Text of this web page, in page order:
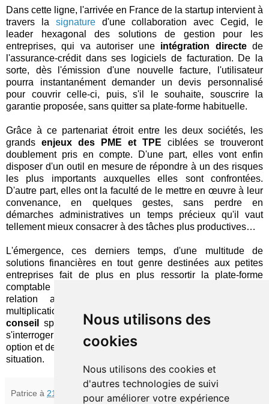
Nous utilisons des
cookies
Nous utilisons des cookies et
d'autres technologies de suivi
pour améliorer votre expérience
Dans cette ligne, l'arrivée en France de la startup intervient à
travers la signatured'une collaboration avec Cegid, le
leader hexagonal des solutions de gestion pour les
entreprises, qui va autoriser une intégration directede
l'assurance-crédit dans ses logiciels de facturation. De la
sorte, dès l'émission d'une nouvelle facture, l'utilisateur
pourra instantanément demander un devis personnalisé
pour couvrir celle-ci, puis, s'il le souhaite, souscrire la
garantie proposée, sans quitter sa plate-forme habituelle.
Grâce à ce partenariat étroit entre les deux sociétés, les
grands enjeux des PME et TPE ciblées se trouveront
doublement pris en compte. D'une part, elles vont enfin
disposer d'un outil en mesure de répondre à un des risques
les plus importants auxquelles elles sont confrontées.
D'autre part, elles ont la faculté de le mettre en œuvre à leur
convenance, en quelques gestes, sans perdre en
démarches administratives un temps précieux qu'il vaut
tellement mieux consacrer à des tâches plus productives…
L'émergence, ces derniers temps, d'une multitude de
solutions financières en tout genre destinées aux petites
entreprises fait de plus en plus ressortir la plate-forme
comptable comme une plaque tournante essentielle de la
relation avec leurs fournisseurs. Cependant, cette
multiplication laisse aussi entrevoir, à terme, un
conseil
spécialisé, afin de ne pas laisser les utilisateurs
s'interroger sur les bénéfices comparés de telle ou telle
option et de savoir orienter leur décision au mieux selon leur
situation.
Patrice à 21:30